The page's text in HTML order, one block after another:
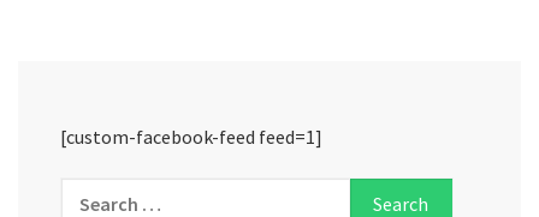
[custom-facebook-feed feed=1]